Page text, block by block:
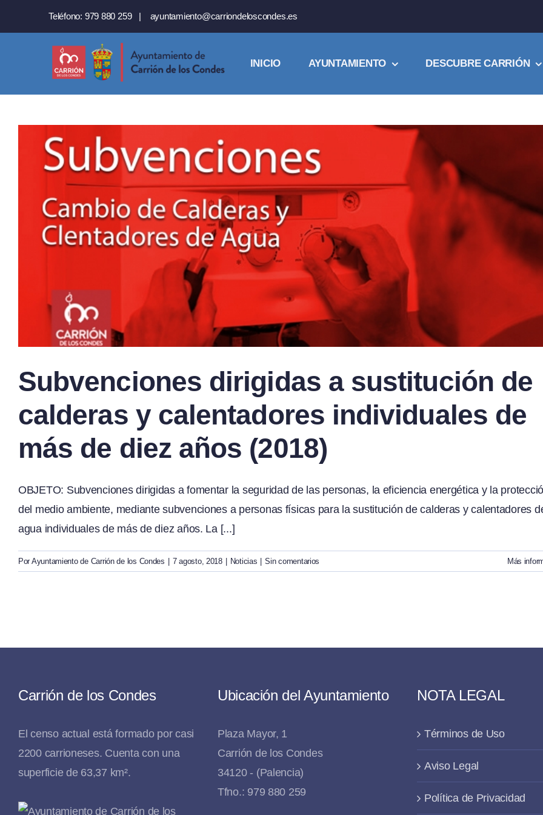
Teléfono: 979 880 259 | ayuntamiento@carriondeloscondes.es
INICIO AYUNTAMIENTO DESCUBRE CARRIÓN
Subvenciones dirigidas a sustitución de
calderas y calentadores individuales de
más de diez años (2018)
OBJETO: Subvenciones dirigidas a fomentar la seguridad de las personas, la eficiencia energética y la
del medio ambiente, mediante subvenciones a personas físicas para la sustitución de calderas y calentadores
agua individuales de más de diez años. La [...]
Por Ayuntamiento de Carrión de los Condes 7 agosto, 2018 Noticias Sin comentarios Más
Carrión de los Condes
El censo actual está formado por casi
2200 carrioneses. Cuenta con una
superficie de 63,37 km².
Ubicación del Ayuntamiento
Plaza Mayor, 1
Carrión de los Condes
34120 - (Palencia)
Tfno.: 979 880 259
NOTA LEGAL
Términos de Uso
Aviso Legal
Política de Privacidad